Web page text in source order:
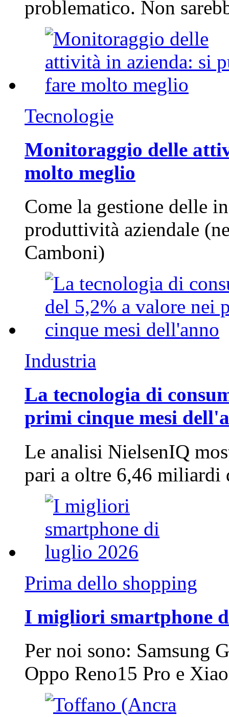
problematico. Non
Tecnologie
Monitoraggio delle
molto meglio
Come la gestione delle
produttività aziendale
Camboni)
Industria
La tecnologia di
primi cinque mesi
Le analisi NielsenIQ
pari a oltre 6,46
Prima dello shopping
I migliori smartphone
Per noi sono: Samsung
Oppo Reno15 Pro e